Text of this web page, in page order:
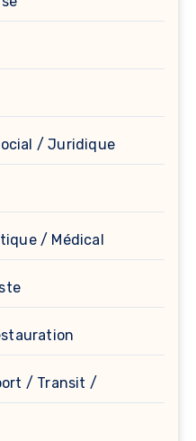
/ Juridique
/ Médical
/ Transit /